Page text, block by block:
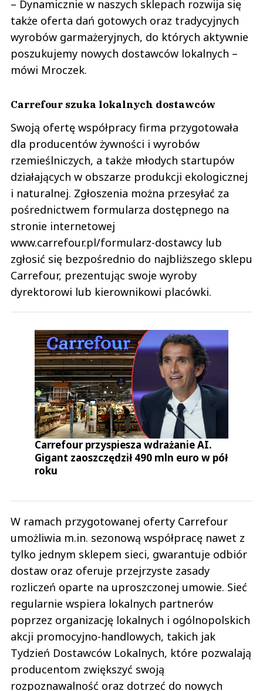
– Dynamicznie w naszych sklepach rozwija się
także oferta dań gotowych oraz tradycyjnych
wyrobów garmażeryjnych, do których aktywnie
poszukujemy nowych dostawców lokalnych –
mówi Mroczek.
Carrefour szuka lokalnych dostawców
Swoją ofertę współpracy firma przygotowała
dla producentów żywności i wyrobów
rzemieślniczych, a także młodych startupów
działających w obszarze produkcji ekologicznej
i naturalnej. Zgłoszenia można przesyłać za
pośrednictwem formularza dostępnego na
stronie internetowej
www.carrefour.pl/formularz-dostawcy lub
zgłosić się bezpośrednio do najbliższego sklepu
Carrefour, prezentując swoje wyroby
dyrektorowi lub kierownikowi placówki.
Carrefour przyspiesza wdrażanie AI.
Gigant zaoszczędził 490 mln euro w pół
roku
W ramach przygotowanej oferty Carrefour
umożliwia m.in. sezonową współpracę nawet z
tylko jednym sklepem sieci, gwarantuje odbiór
dostaw oraz oferuje przejrzyste zasady
rozliczeń oparte na uproszczonej umowie. Sieć
regularnie wspiera lokalnych partnerów
poprzez organizację lokalnych i ogólnopolskich
akcji promocyjno-handlowych, takich jak
Tydzień Dostawców Lokalnych, które pozwalają
producentom zwiększyć swoją
rozpoznawalność oraz dotrzeć do nowych